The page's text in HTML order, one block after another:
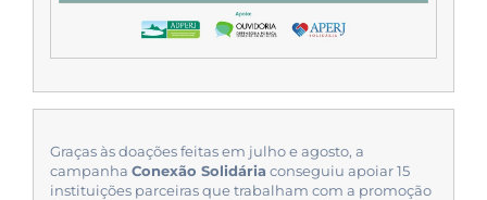
Graças às doações feitas em julho e agosto, a
campanha Conexão Solidária conseguiu apoiar 15
instituições parceiras que trabalham com a promoção